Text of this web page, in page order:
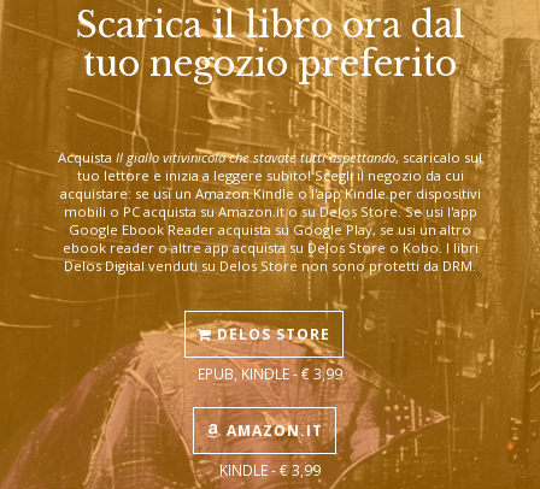
Scarica il libro ora dal
tuo negozio preferito
Acquista Il giallo vitivinicolo che stavate tutti aspettando, scaricalo sul
tuo lettore e inizia a leggere subito! Scegli il negozio da cui
acquistare: se usi un Amazon Kindle o l'app Kindle per dispositivi
mobili o PC acquista su Amazon.it o su Delos Store. Se usi l'app
Google Ebook Reader acquista su Google Play, se usi un altro
ebook reader o altre app acquista su Delos Store o Kobo. I libri
Delos Digital venduti su Delos Store non sono protetti da DRM.
DELOS STORE
EPUB, KINDLE - € 3,99
AMAZON.IT
KINDLE - € 3,99